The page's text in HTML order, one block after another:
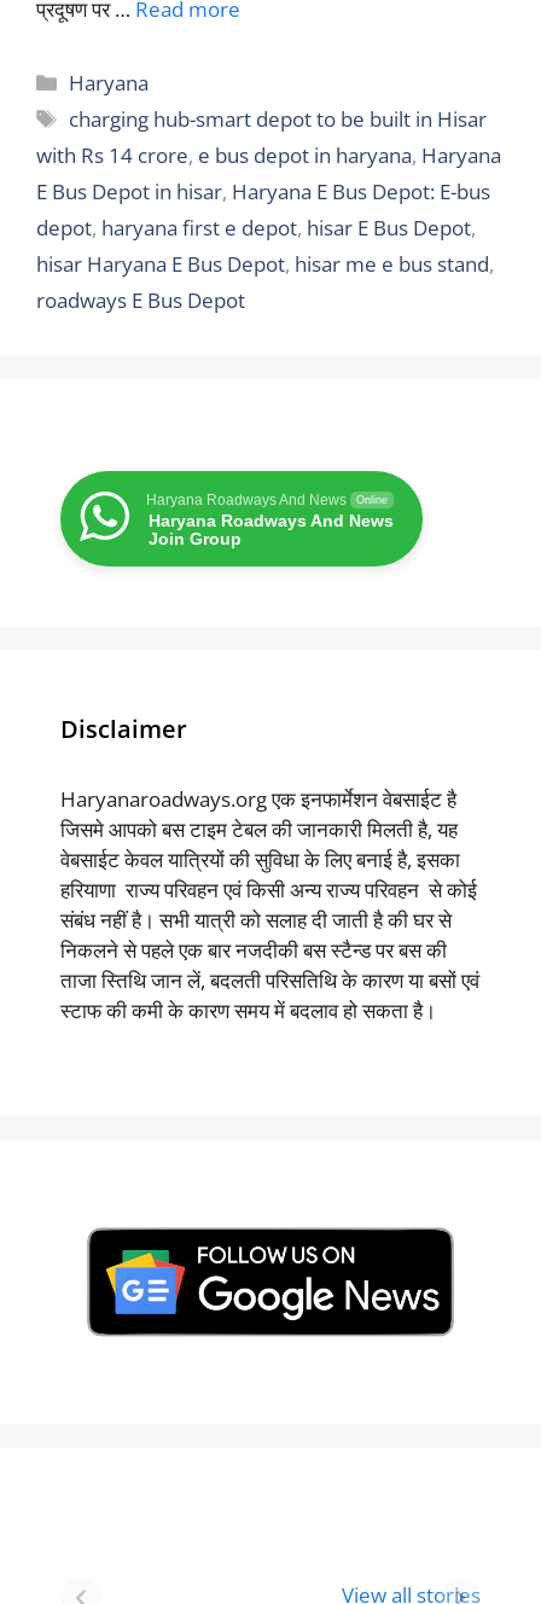
प्रदूषण पर … Read more
Categories
Haryana
Tags
charging hub-smart depot to be built in Hisar
with Rs 14 crore, e bus depot in haryana, Haryana
E Bus Depot in hisar, Haryana E Bus Depot: E-bus
depot, haryana first e depot, hisar E Bus Depot,
hisar Haryana E Bus Depot, hisar me e bus stand,
roadways E Bus Depot
Haryana Roadways And News Online
Haryana Roadways And News
Join Group
Disclaimer
Haryanaroadways.org एक इनफार्मेशन वेबसाईट है
जिसमे आपको बस टाइम टेबल की जानकारी मिलती है, यह
वेबसाईट केवल यात्रियों की सुविधा के लिए बनाई है, इसका
हरियाणा राज्य परिवहन एवं किसी अन्य राज्य परिवहन से कोई
संबंध नहीं है। सभी यात्री को सलाह दी जाती है की घर से
निकलने से पहले एक बार नजदीकी बस स्टैन्ड पर बस की
ताजा स्तिथि जान लें, बदलती परिसतिथि के कारण या बसों एवं
स्टाफ की कमी के कारण समय में बदलाव हो सकता है।
View all stories
Visit In
Holi